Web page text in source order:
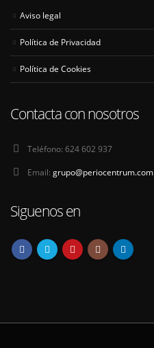
Aviso legal
Política de Privacidad
Política de Cookies
Contacta con nosotros
Teléfono: 624 602 937
Email: grupo@periocentrum.com
Siguenos en